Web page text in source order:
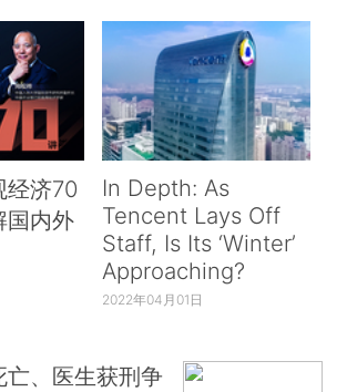
经济70
国内外
In Depth: As
Tencent Lays Off
Staff, Is Its ‘Winter’
Approaching?
2022年04月01日
亡、医生获刑争